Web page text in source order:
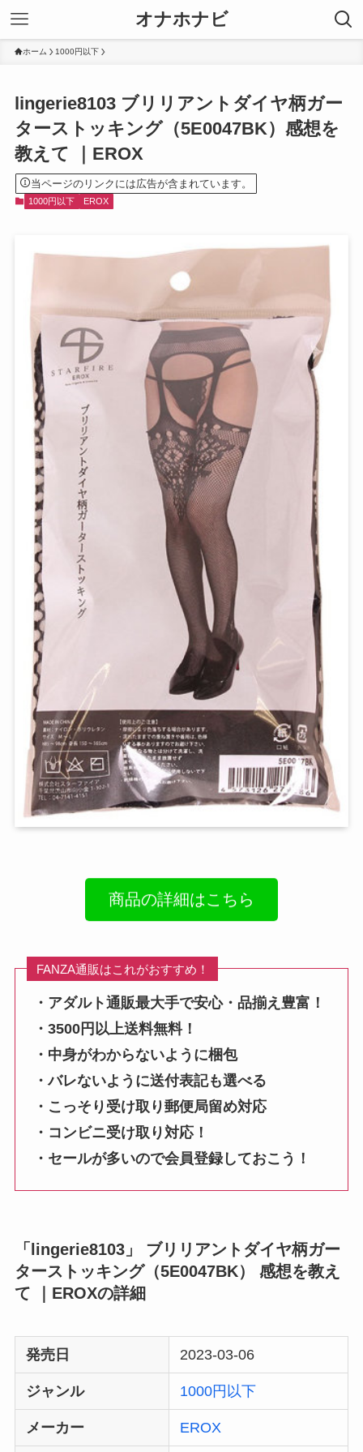
オナホナビ
ホーム 1000円以下
lingerie8103 ブリリアントダイヤ柄ガー
ターストッキング（5E0047BK）感想を
教えて ｜EROX
当ページのリンクには広告が含まれています。
1000円以下 EROX
商品の詳細はこちら
FANZA通販はこれがおすすめ！
・アダルト通販最大手で安心・品揃え豊富！
・3500円以上送料無料！
・中身がわからないように梱包
・バレないように送付表記も選べる
・こっそり受け取り郵便局留め対応
・コンビニ受け取り対応！
・セールが多いので会員登録しておこう！
「lingerie8103」 ブリリアントダイヤ柄ガー
ターストッキング（5E0047BK） 感想を教え
て ｜EROXの詳細
発売日 2023-03-06
ジャンル 1000円以下
メーカー EROX